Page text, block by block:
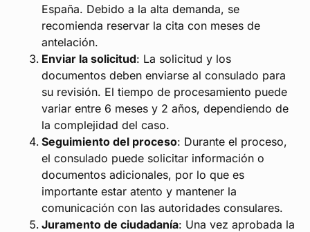
España. Debido a la alta demanda, se
recomienda reservar la cita con meses de
antelación.
Enviar la solicitud: La solicitud y los
documentos deben enviarse al consulado para
su revisión. El tiempo de procesamiento puede
variar entre 6 meses y 2 años, dependiendo de
la complejidad del caso.
Seguimiento del proceso: Durante el proceso,
el consulado puede solicitar información o
documentos adicionales, por lo que es
importante estar atento y mantener la
comunicación con las autoridades consulares.
Juramento de ciudadanía: Una vez aprobada la